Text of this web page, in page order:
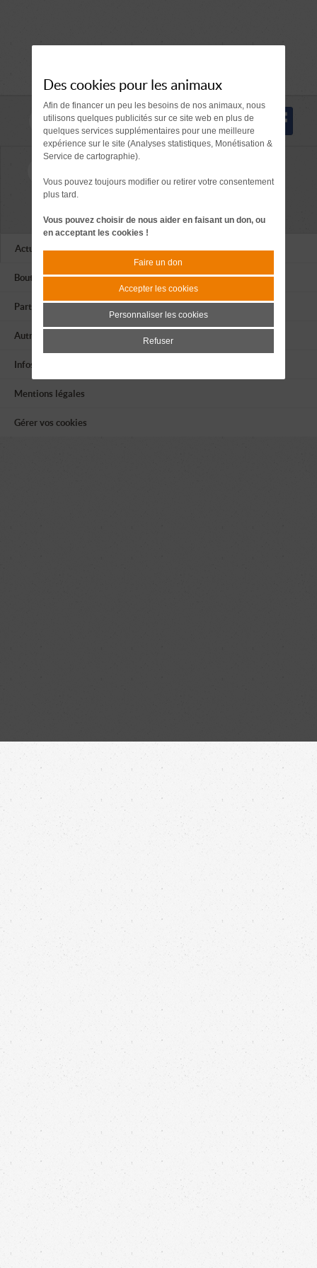
Nous suivre
Tél. 04 76 77 20 06
38420 LE VERSOUD
Actualités
Boutique
Partenaires
Autres associations
Infos utiles
Mentions légales
Gérer vos cookies
Des cookies pour les animaux
Afin de financer un peu les besoins de nos animaux, nous
utilisons quelques publicités sur ce site web en plus de
quelques services supplémentaires pour une meilleure
expérience sur le site (Analyses statistiques, Monétisation &
Service de cartographie).
Vous pouvez toujours modifier ou retirer votre consentement
plus tard.
Vous pouvez choisir de nous aider en faisant un don, ou
en acceptant les cookies !
Faire un don
Accepter les cookies
Personnaliser les cookies
Refuser